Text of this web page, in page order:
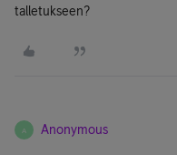
talletukseen?
A Anonymous